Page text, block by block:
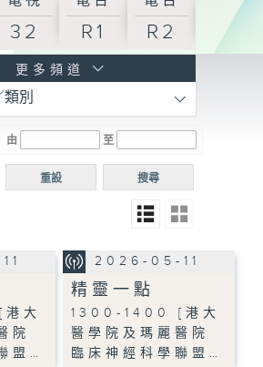
32 R1 R2
電台
R5
電台
普通
更多頻道
別
由 至
搜尋
重設
大
院
盟…
2026-05-11
精靈一點
1300-1400 [港大
醫學院及瑪麗醫院
臨床神經科學聯盟…